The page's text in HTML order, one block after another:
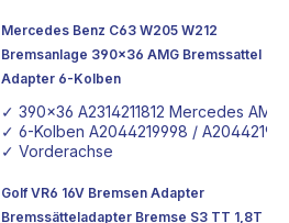
Mercedes Benz C63 W205 W212
Bremsanlage 390x36 AMG Bremssattel
Adapter 6-Kolben
✓ 390x36 A2314211812 Mercedes
✓ 6-Kolben A2044219998 /
✓ Vorderachse
Golf VR6 16V Bremsen Adapter
Bremssätteladapter Bremse S3 TT 1,8T